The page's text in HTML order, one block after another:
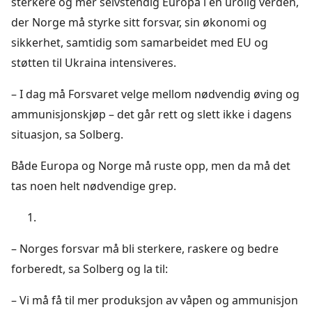
der Norge må styrke sitt forsvar, sin økonomi og
sikkerhet, samtidig som samarbeidet med EU og
støtten til Ukraina intensiveres.
– I dag må Forsvaret velge mellom nødvendig øving og
ammunisjonskjøp – det går rett og slett ikke i dagens
situasjon, sa Solberg.
Både Europa og Norge må ruste opp, men da må det
tas noen helt nødvendige grep.
– Norges forsvar må bli sterkere, raskere og bedre
forberedt, sa Solberg og la til:
– Vi må få til mer produksjon av våpen og ammunisjon